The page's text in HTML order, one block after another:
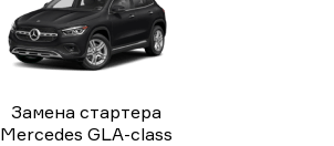
Замена стартера
Mercedes GLA-class